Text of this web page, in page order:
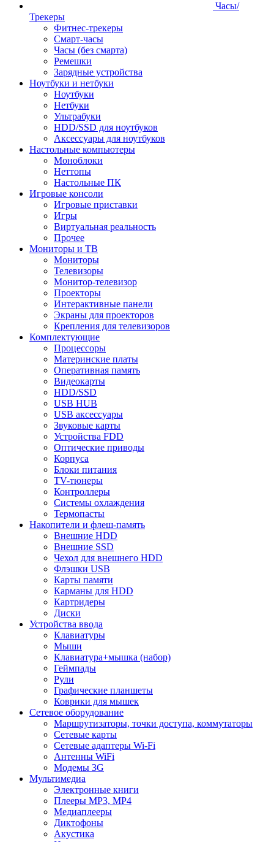
Часы/
Трекеры
Фитнес-трекеры
Смарт-часы
Часы (без смарта)
Ремешки
Зарядные устройства
Ноутбуки и нетбуки
Ноутбуки
Нетбуки
Ультрабуки
HDD/SSD для ноутбуков
Аксессуары для ноутбуков
Настольные компьютеры
Моноблоки
Неттопы
Настольные ПК
Игровые консоли
Игровые приставки
Игры
Виртуальная реальность
Прочее
Мониторы и ТВ
Мониторы
Телевизоры
Монитор-телевизор
Проекторы
Интерактивные панели
Экраны для проекторов
Крепления для телевизоров
Комплектующие
Процессоры
Материнские платы
Оперативная память
Видеокарты
HDD/SSD
USB HUB
USB аксессуары
Звуковые карты
Устройства FDD
Оптические приводы
Корпуса
Блоки питания
TV-тюнеры
Контроллеры
Системы охлаждения
Термопасты
Накопители и флеш-память
Внешние HDD
Внешние SSD
Чехол для внешнего HDD
Флэшки USB
Карты памяти
Карманы для HDD
Картридеры
Диски
Устройства ввода
Клавиатуры
Мыши
Клавиатура+мышка (набор)
Геймпады
Рули
Графические планшеты
Коврики для мышек
Сетевое оборудование
Маршрутизаторы, точки доступа, коммутаторы
Сетевые карты
Сетевые адаптеры Wi-Fi
Антенны WiFi
Модемы 3G
Мультимедиа
Электронные книги
Плееры MP3, MP4
Медиаплееры
Диктофоны
Акустика